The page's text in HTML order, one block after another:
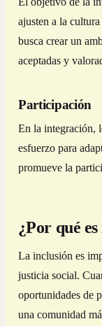
ajusten a la
busca crear un
aceptadas y
Participación
En la integración,
esfuerzo para
promueve la
¿Por qué
La inclusión es
justicia social.
oportunidades de
una comunidad